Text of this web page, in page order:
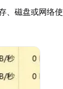
、磁盘或网络使